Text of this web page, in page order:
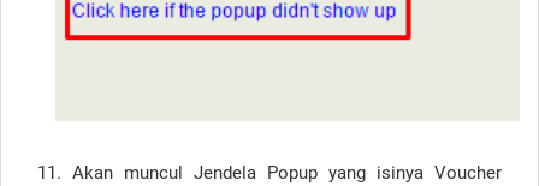
11. Akan muncul Jendela Popup yang isinya Voucher